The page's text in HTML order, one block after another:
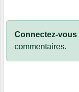
Connectez-vous
commentaires.